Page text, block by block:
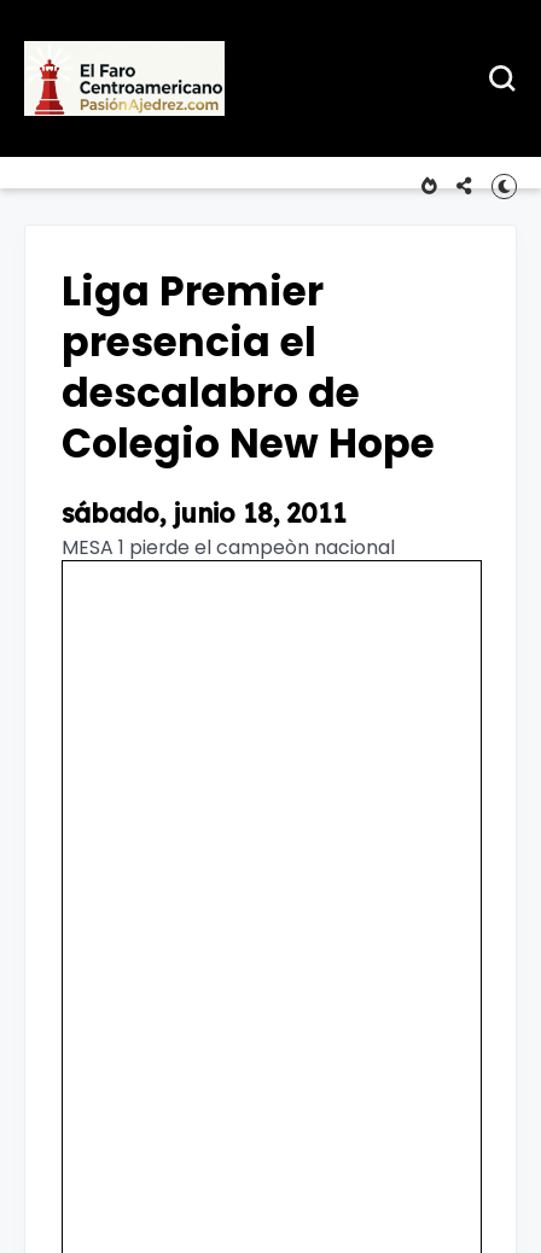
Liga Premier
presencia el
descalabro de
Colegio New Hope
sábado, junio 18, 2011
MESA 1 pierde el campeòn nacional